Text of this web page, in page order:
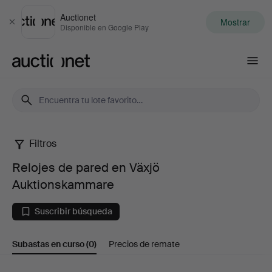
Cerrar
Auctionet
Disponible en Google Play Mostrar
Relojes
de
pared
en
Filtros
Relojes de pared en Växjö
Auktionskammare
Suscribir búsqueda
Subastas en curso(0) Precios de remate